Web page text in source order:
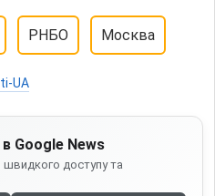
РНБО Москва
UA
Google News
доступу та